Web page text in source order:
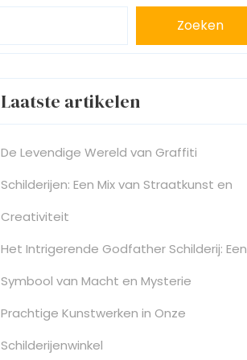
Zoeken
Laatste artikelen
De Levendige Wereld van Graffiti
Schilderijen: Een Mix van Straatkunst en
Creativiteit
Het Intrigerende Godfather Schilderij: Een
Symbool van Macht en Mysterie
Prachtige Kunstwerken in Onze
Schilderijenwinkel